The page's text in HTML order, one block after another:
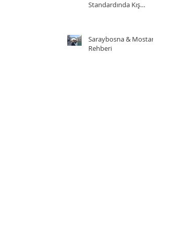
Standardında Kış
Saraybosna & Mostar
Rehberi